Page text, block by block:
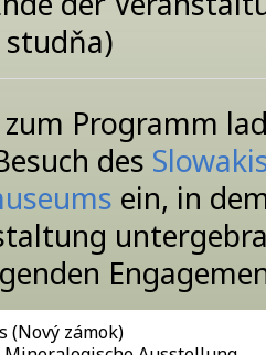
studňa)
Programm
des
ein, in
(Nový zámok)